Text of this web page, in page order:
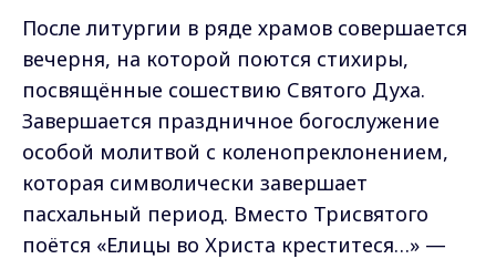
После литургии в ряде храмов совершается
вечерня, на которой поются стихиры,
посвящённые сошествию Святого Духа.
Завершается праздничное богослужение
особой молитвой с коленопреклонением,
которая символически завершает
пасхальный период. Вместо Трисвятого
поётся «Елицы во Христа креститеся…» —